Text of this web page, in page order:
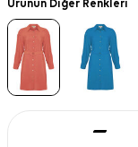
Ürünün Diğer Renkleri